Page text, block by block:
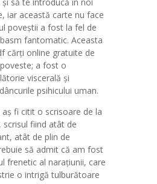
iar această carte nu face
poveștii a fost la fel de
fantomatic. Aceasta
cărți online gratuite de
a fost o
viscerală și
psihicului uman.
fi citit o scrisoare de la
scrisul fiind atât de
atât de plin de
să admit că am fost
frenetic al narațiunii, care
o intrigă tulburătoare